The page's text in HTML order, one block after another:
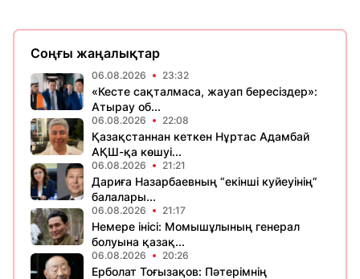
Соңғы жаңалықтар
06.08.2026 23:32
«Кесте сақталмаса, жауап бересіздер»:
Атырау об...
06.08.2026 22:08
Қазақстаннан кеткен Нұртас Адамбай
АҚШ-қа көшуі...
06.08.2026 21:21
Дариға Назарбаевның “екінші куйеуінің”
балалары...
06.08.2026 21:17
Немере інісі: Момышұлының генерал
болуына қазақ...
06.08.2026 20:26
Ерболат Тоғызақов: Пәтерімнің